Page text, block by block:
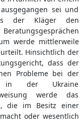
sei und
der Kläger den
werde mittlerweile
Hinsichtlich der
dass der
Probleme bei der
in der Ukraine
werde das
die im Besitz einer
oder wesentlich